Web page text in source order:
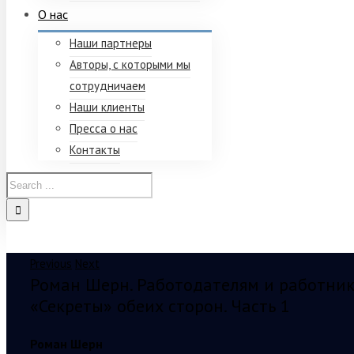
О нас
Наши партнеры
Авторы, с которыми мы
сотрудничаем
Наши клиенты
Пресса о нас
Контакты
Previous Next
Роман Шерн. Работодателям и
«Секреты» обеих сторон. Часть 1
Роман Шерн